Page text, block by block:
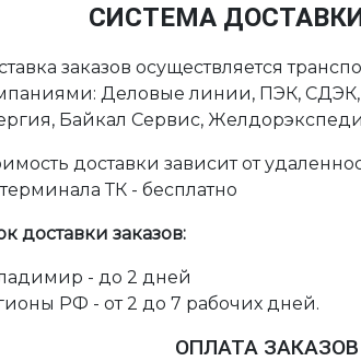
СИСТЕМА ДОСТАВКИ
заказов осуществляется
Деловые линии, ПЭК, СДЭК,
Байкал Сервис,
доставки зависит от
ТК - бесплатно
доставки заказов:
- до 2 дней
РФ - от 2 до 7 рабочих дней.
ОПЛАТА ЗАКАЗОВ